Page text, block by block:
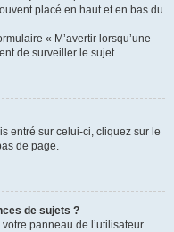
placé en haut et en bas du
« M’avertir lorsqu’une
de surveiller le sujet.
entré sur celui-ci, cliquez sur le
de page.
de sujets ?
panneau de l’utilisateur